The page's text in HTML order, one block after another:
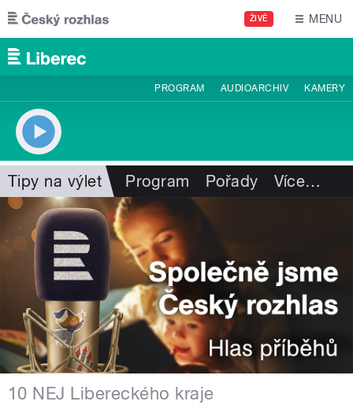
Přejít k hlavnímu obsahu
ŽIVĚ MENU
PROGRAM AUDIOARCHIV KAMERY
Tipy na výlet Program Pořady Více…
10 NEJ Libereckého kraje